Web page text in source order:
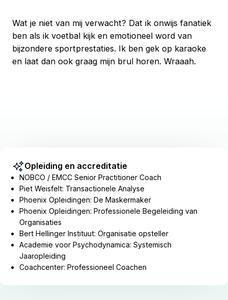
Wat je niet van mij verwacht? Dat ik onwijs fanatiek
ben als ik voetbal kijk en emotioneel word van
bijzondere sportprestaties. Ik ben gek op karaoke
en laat dan ook graag mijn brul horen. Wraaah.
Opleiding en accreditatie
NOBCO / EMCC Senior Practitioner Coach
Piet Weisfelt: Transactionele Analyse
Phoenix Opleidingen: De Maskermaker
Phoenix Opleidingen: Professionele Begeleiding van
Organisaties
Bert Hellinger Instituut: Organisatie opsteller
Academie voor Psychodynamica: Systemisch
Jaaropleiding
Coachcenter: Professioneel Coachen